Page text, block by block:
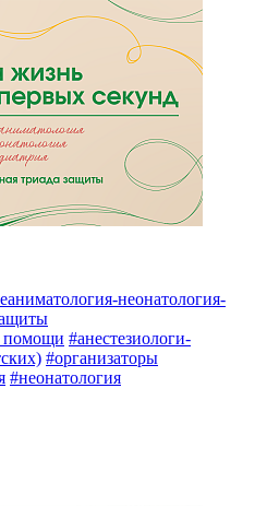
неонатология-
помощи #анестезиологи-
#организаторы
#неонатология